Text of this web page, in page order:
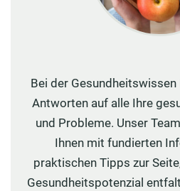
Bei der
Antworten auf alle Ihre
und Probleme. Unser
Ihnen mit fundierten
praktischen Tipps zur
Gesundheitspotenzial